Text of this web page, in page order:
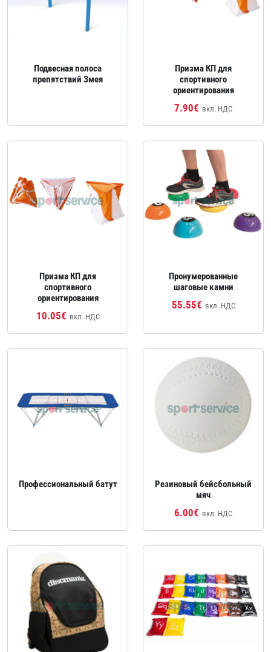
Подвесная полоса
препятствий Змея
Призма КП для
спортивного
ориентирования
7.90€ вкл. НДС
Призма КП для
спортивного
ориентирования
10.05€ вкл. НДС
Пронумерованные
шаговые камни
55.55€ вкл. НДС
Профессиональный батут
Резиновый бейсбольный
мяч
6.00€ вкл. НДС